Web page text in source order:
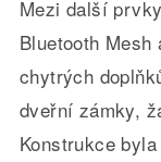
Mezi další
Bluetooth
chytrých
dveřní zámky,
Konstrukce